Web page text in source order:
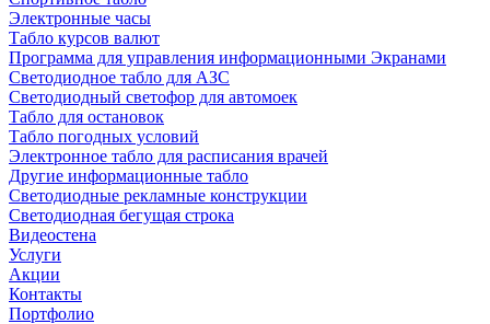
Электронные часы
Табло курсов валют
Программа для управления информационными Экранами
Светодиодное табло для АЗС
Светодиодный светофор для автомоек
Табло для остановок
Табло погодных условий
Электронное табло для расписания врачей
Другие информационные табло
Светодиодные рекламные конструкции
Светодиодная бегущая строка
Видеостена
Услуги
Акции
Контакты
Портфолио